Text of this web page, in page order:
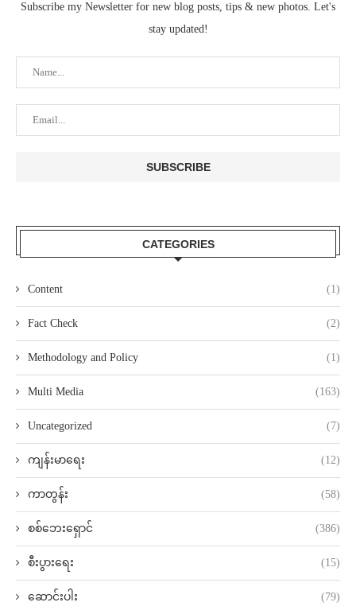
Subscribe my Newsletter for new blog posts, tips & new photos. Let's
stay updated!
CATEGORIES
Content (1)
Fact Check (2)
Methodology and Policy (1)
Multi Media (163)
Uncategorized (7)
ကျန်းမာရေး (12)
ကာတွန်း (58)
စစ်ဘေးရှောင် (386)
စီးပွားရေး (15)
ဆောင်းပါး (79)